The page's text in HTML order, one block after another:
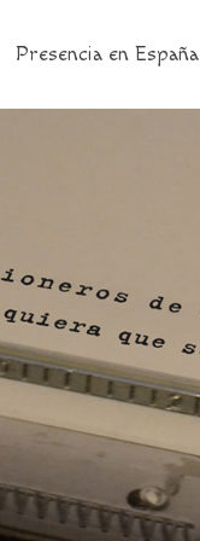
Presencia en España